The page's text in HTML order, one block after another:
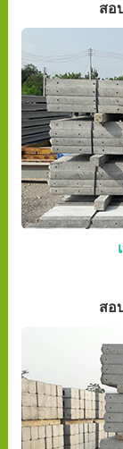
สอ
สอ